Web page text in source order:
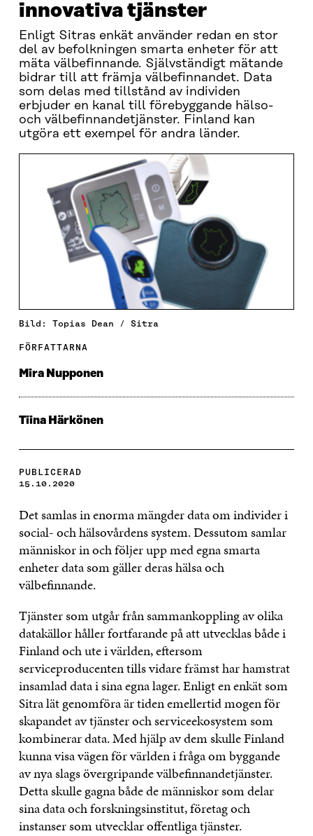
innovativa tjänster
Enligt Sitras enkät använder redan en stor
del av befolkningen smarta enheter för att
mäta välbefinnande. Självständigt mätande
bidrar till att främja välbefinnandet. Data
som delas med tillstånd av individen
erbjuder en kanal till förebyggande hälso-
och välbefinnandetjänster. Finland kan
utgöra ett exempel för andra länder.
Bild: Topias Dean / Sitra
FÖRFATTARNA
Mira Nupponen
Tiina Härkönen
PUBLICERAD
15.10.2020
Det samlas in enorma mängder data om individer i
social- och hälsovårdens system. Dessutom samlar
människor in och följer upp med egna smarta
enheter data som gäller deras hälsa och
välbefinnande.
Tjänster som utgår från sammankoppling av olika
datakällor håller fortfarande på att utvecklas både i
Finland och ute i världen, eftersom
serviceproducenten tills vidare främst har hamstrat
insamlad data i sina egna lager. Enligt en enkät som
Sitra lät genomföra är tiden emellertid mogen för
skapandet av tjänster och serviceekosystem som
kombinerar data. Med hjälp av dem skulle Finland
kunna visa vägen för världen i fråga om byggande
av nya slags övergripande välbefinnandetjänster.
Detta skulle gagna både de människor som delar
sina data och forskningsinstitut, företag och
instanser som utvecklar offentliga tjänster.